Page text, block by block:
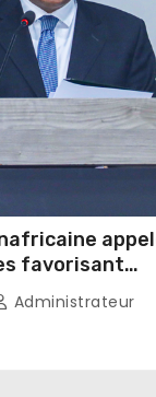
favorisant
dans les pays
Administrateur